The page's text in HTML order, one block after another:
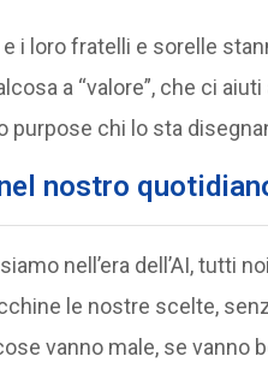
e i loro fratelli e sorelle
a “valore”, che ci
purpose chi lo sta
nostro
nell’era dell’AI, tutti
le nostre scelte,
vanno male, se vanno